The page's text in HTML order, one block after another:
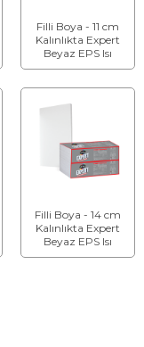
Filli Boya - 11 cm
Kalınlıkta Expert
Beyaz EPS Isı
Yalıtım Levhası
Filli Boya - 14 cm
Kalınlıkta Expert
Beyaz EPS Isı
Yalıtım Levhası